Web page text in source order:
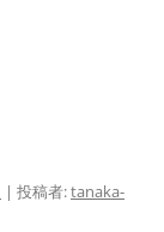
| 投稿者:tanaka-